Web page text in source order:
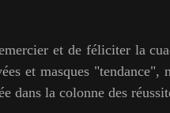
et de féliciter la
et masques "tendance",
dans la colonne des